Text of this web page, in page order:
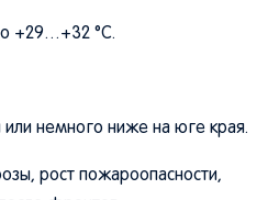
+29…+32 °C.
немного ниже на юге края.
рост пожароопасности,